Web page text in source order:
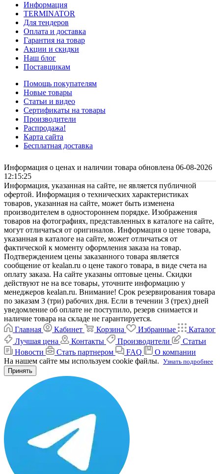
Информация
TERMINATOR
Для тендеров
Оплата и доставка
Гарантия на товар
Акции и скидки
Наш блог
Поставщикам
Помощь покупателям
Новые товары
Статьи и видео
Сертификаты на товары
Производители
Распродажа!
Карта сайта
Бесплатная доставка
Информация о ценах и наличии товара обновлена 06-08-2026
12:15:25
Информация, указанная на сайте, не является публичной
офертой. Информация о технических характеристиках
товаров, указанная на сайте, может быть изменена
производителем в одностороннем порядке. Изображения
товаров на фотографиях, представленных в каталоге на сайте,
могут отличаться от оригиналов. Информация о цене товара,
указанная в каталоге на сайте, может отличаться от
фактической к моменту оформления заказа на товар.
Подтверждением цены заказанного товара является
сообщение от kealan.ru о цене такого товара, в виде счета на
оплату заказа. На сайте указаны оптовые цены. Скидки
действуют не на все товары, уточните информацию у
менеджеров kealan.ru. Внимание! Срок резервирования товара
по заказам 3 (три) рабочих дня. Если в течении 3 (трех) дней
уведомление об оплате не поступило, резерв снимается и
наличие товара на складе не гарантируется.
Главная
Кабинет Корзина Избранные
Каталог
Лучшая цена
Контакты Производители
Статьи
Новости
Стать партнером FAQ
О компании
На нашем сайте мы используем cookie файлы. Узнать подробнее
Принять